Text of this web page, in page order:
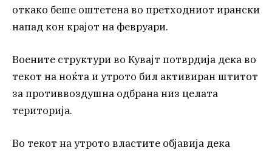
откако беше оштетена во претходниот ирански
напад кон крајот на февруари.
Воените структури во Кувајт потврдија дека во
текот на ноќта и утрото бил активиран штитот
за противвоздушна одбрана низ целата
територија.
Во текот на утрото властите објавија дека